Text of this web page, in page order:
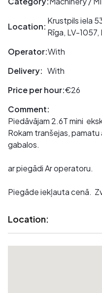
Location:
Krustpils iela
Rīga, LV-1057,
Operator:With
Delivery: With
Price per hour:€26
Comment:
Piedāvājam 2.6T mini
Rokam tranšejas,
gabalos.
ar piegādi Ar operatoru.
Piegāde iekļauta cenā.
Location: